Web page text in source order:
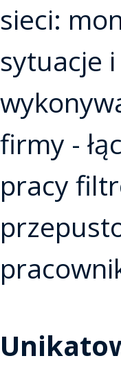
sieci:
sytuacje
firmy -
pracy